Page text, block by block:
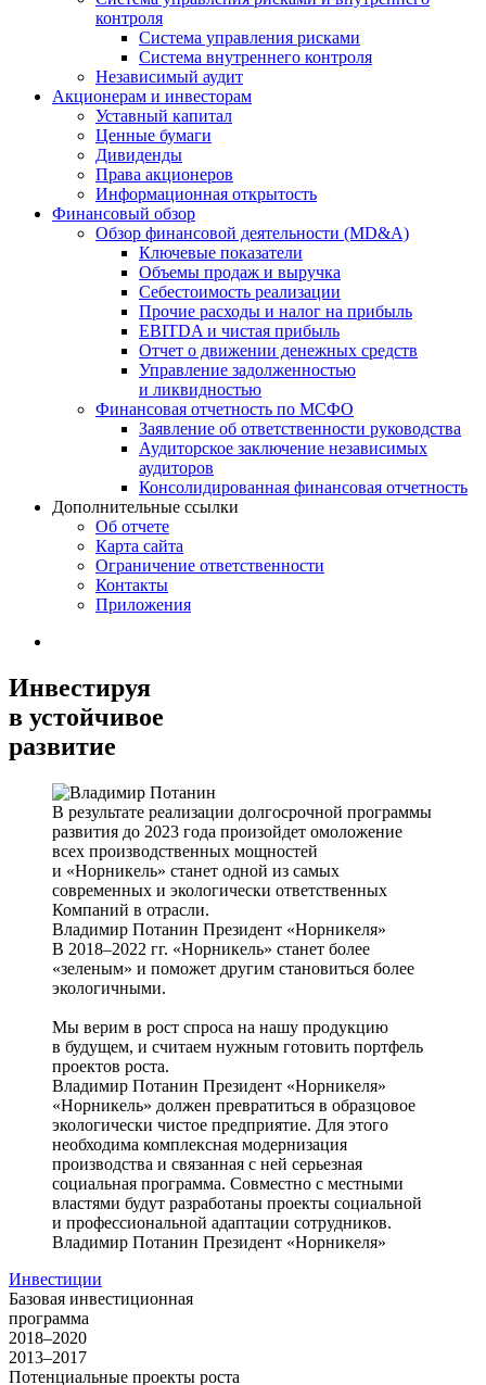
контроля
Система управления рисками
Система внутреннего контроля
Независимый аудит
Акционерам и инвесторам
Уставный капитал
Ценные бумаги
Дивиденды
Права акционеров
Информационная открытость
Финансовый обзор
Обзор финансовой деятельности (MD&A)
Ключевые показатели
Объемы продаж и выручка
Себестоимость реализации
Прочие расходы и налог на прибыль
EBITDA и чистая прибыль
Отчет о движении денежных средств
Управление задолженностью
и ликвидностью
Финансовая отчетность по МСФО
Заявление об ответственности руководства
Аудиторское заключение независимых
аудиторов
Консолидированная финансовая отчетность
Дополнительные ссылки
Об отчете
Карта сайта
Ограничение ответственности
Контакты
Приложения
Инвестируя
в устойчивое
развитие
В результате реализации долгосрочной программы
развития до 2023 года произойдет омоложение
всех производственных мощностей
и «Норникель» станет одной из самых
современных и экологически ответственных
Компаний в отрасли.
Владимир Потанин Президент «Норникеля»
В 2018–2022 гг. «Норникель» станет более
«зеленым» и поможет другим становиться более
экологичными.
Мы верим в рост спроса на нашу продукцию
в будущем, и считаем нужным готовить портфель
проектов роста.
Владимир Потанин Президент «Норникеля»
«Норникель» должен превратиться в образцовое
экологически чистое предприятие. Для этого
необходима комплексная модернизация
производства и связанная с ней серьезная
социальная программа. Совместно с местными
властями будут разработаны проекты социальной
и профессиональной адаптации сотрудников.
Владимир Потанин Президент «Норникеля»
Инвестиции
Базовая инвестиционная
программа
2018–2020
2013–2017
Потенциальные проекты роста